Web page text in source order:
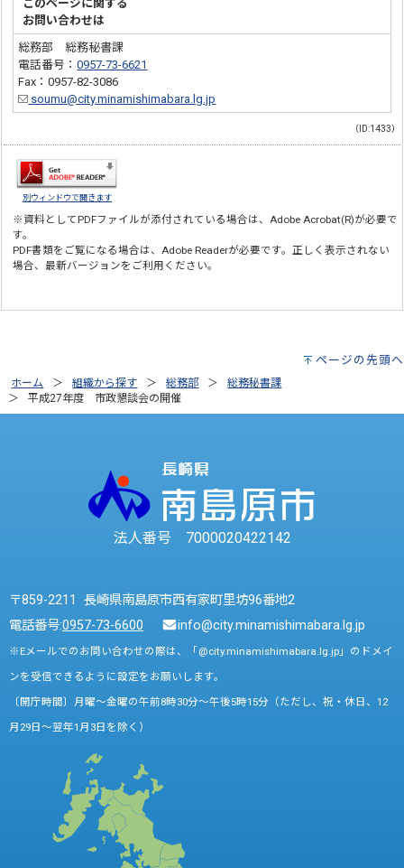
このページに関する
お問い合わせは
総務部 総務秘書課
電話番号：0957-73-6621
Fax：0957-82-3086
soumu@city.minamishimabara.lg.jp
（ID:1433）
別ウィンドウで開きます
※資料としてPDFファイルが添付されている場合は、Adobe Acrobat(R)が必要で
す。
PDF書類をご覧になる場合は、Adobe Readerが必要です。正しく表示されない
場合、最新バージョンをご利用ください。
ページの先頭へ
ホーム 組織から探す 総務部
総務秘書課
平成27年度 市政懇談会の開催
法人番号 7000020422142
〒859-2211 長崎県南島原市西有家町里坊96番地2
電話番号:0957-73-6600 info@city.minamishimabara.lg.jp
※Eメールでのお問い合わせの際は、「@city.minamishimabara.lg.jp」のドメイ
ンを受信できるように設定をお願いします。
〔開庁時間〕月曜～金曜の午前8時30分～午後5時15分（ただし、祝・休日、12
月29日～翌年1月3日を除く）